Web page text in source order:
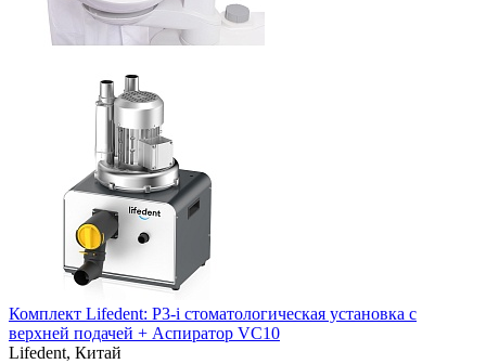
Комплект Lifedent: P3-i стоматологическая установка с
верхней подачей + Аспиратор VC10
Lifedent, Китай